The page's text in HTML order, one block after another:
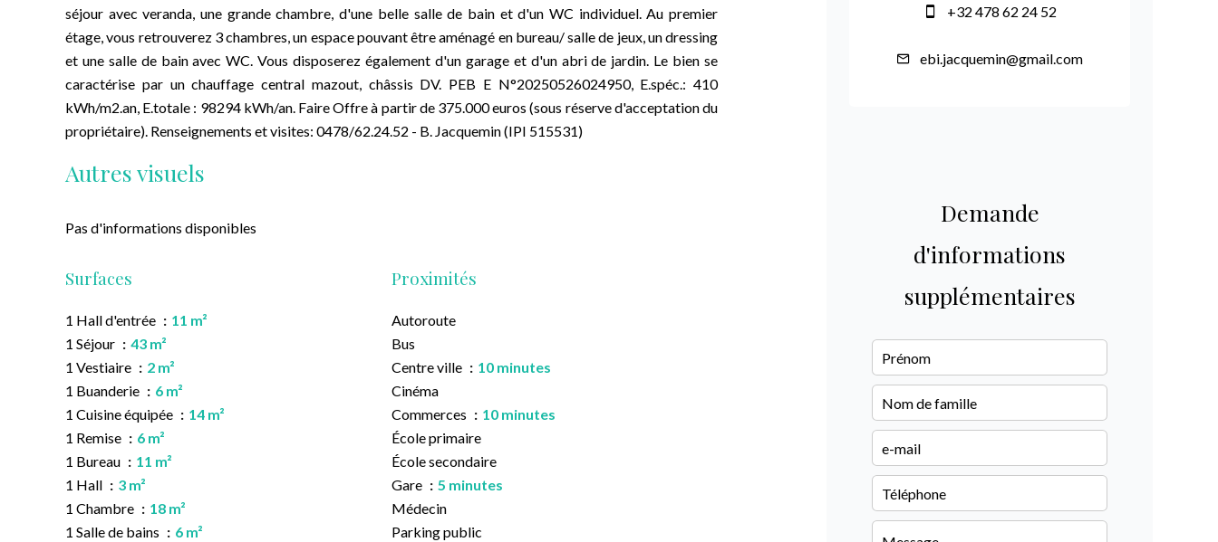
séjour avec veranda, une grande chambre, d'une belle salle de bain et d'un WC individuel. Au premier
étage, vous retrouverez 3 chambres, un espace pouvant être aménagé en bureau/ salle de jeux, un dressing
et une salle de bain avec WC. Vous disposerez également d'un garage et d'un abri de jardin. Le bien se
caractérise par un chauffage central mazout, châssis DV. PEB E N°20250526024950, E.spéc.: 410
kWh/m2.an, E.totale : 98294 kWh/an. Faire Offre à partir de 375.000 euros (sous réserve d'acceptation du
propriétaire). Renseignements et visites: 0478/62.24.52 - B. Jacquemin (IPI 515531)
Autres visuels
Pas d'informations disponibles
Surfaces
1 Hall d'entrée
11 m²
1 Séjour
43 m²
1 Vestiaire
2 m²
1 Buanderie
6 m²
1 Cuisine équipée
14 m²
1 Remise
6 m²
1 Bureau
11 m²
1 Hall
3 m²
1 Chambre
18 m²
1 Salle de bains
6 m²
Proximités
Autoroute
Bus
Centre ville
10 minutes
Cinéma
Commerces
10 minutes
École primaire
École secondaire
Gare
5 minutes
Médecin
Parking public
+32 478 62 24 52
ebi.jacquemin@gmail.com
Demande
d'informations
supplémentaires